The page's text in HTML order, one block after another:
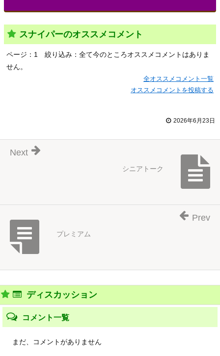
スナイパーのオススメコメント
ページ：1 絞り込み：全て今のところオススメコメントはありま
せん。
全オススメコメント一覧
オススメコメントを投稿する
2026年6月23日
シニアトーク
Next
プレミアム
Prev
ディスカッション
コメント一覧
まだ、コメントがありません